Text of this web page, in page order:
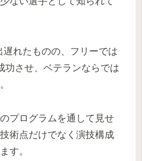
れたものの、フリーでは
功させ、ベテランならでは
プログラムを通して見せ
術点だけでなく演技構成
す。